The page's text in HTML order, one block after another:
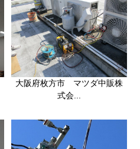
大阪府枚方市 マツダ中販株
式会...